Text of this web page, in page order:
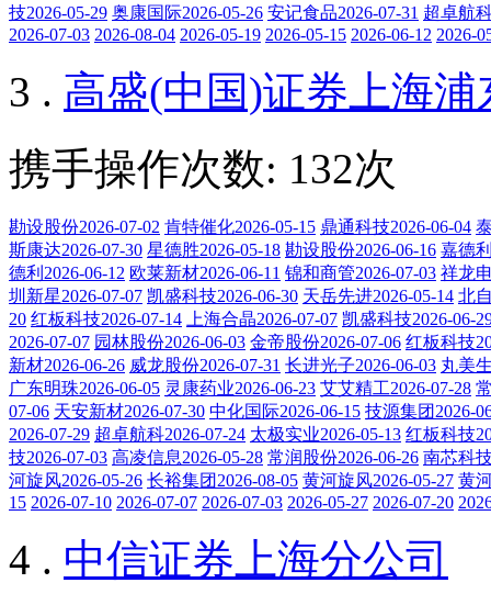
技2026-05-29 奥康国际2026-05-26 安记食品2026-07-31 超卓航
2026-07-03 2026-08-04 2026-05-19 2026-05-15 2026-06-12 2026-
3 . 高盛(中国)证券上海
携手操作次数: 132次
勘设股份2026-07-02 肯特催化2026-05-15 鼎通科技2026-06-04
斯康达2026-07-30 星德胜2026-05-18 勘设股份2026-06-16 嘉德
德利2026-06-12 欧莱新材2026-06-11 锦和商管2026-07-03 祥龙
圳新星2026-07-07 凯盛科技2026-06-30 天岳先进2026-05-14 北
20 红板科技2026-07-14 上海合晶2026-07-07 凯盛科技2026-06-
2026-07-07 园林股份2026-06-03 金帝股份2026-07-06 红板科技
新材2026-06-26 威龙股份2026-07-31 长进光子2026-06-03 丸美
广东明珠2026-06-05 灵康药业2026-06-23 艾艾精工2026-07-28
07-06 天安新材2026-07-30 中化国际2026-06-15 技源集团2026-
2026-07-29 超卓航科2026-07-24 太极实业2026-05-13 红板科技
技2026-07-03 高凌信息2026-05-28 常润股份2026-06-26 南芯科
河旋风2026-05-26 长裕集团2026-08-05 黄河旋风2026-05-27 黄
15 2026-07-10 2026-07-07 2026-07-03 2026-05-27 2026-07-20
4 . 中信证券上海分公司